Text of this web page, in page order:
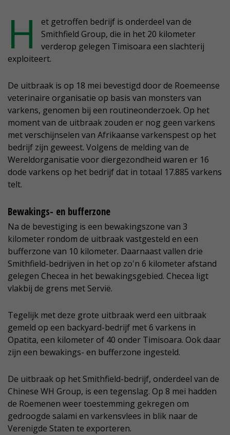
H
et getroffen bedrijf is onderdeel van de
Smithfield Group, die in het 20 kilometer
verderop gelegen Timisoara een slachterij
exploiteert.
De uitbraak is op 18 mei bevestigd door de Roemeense
veterinaire organisatie op basis van monsters van
varkens, genomen bij een routineonderzoek. Op het
moment van de uitbraak zouden er nog geen varkens
met verschijnselen van Afrikaanse varkenspest op het
bedrijf zijn geweest. Volgens de melding van de
Wereldorganisatie voor diergezondheid waren er 16
dode varkens op het bedrijf dat in totaal 17.885 varkens
telt.
Bewakings- en bufferzone
Na de bevestiging is een bewakingszone van 3
kilometer rondom de uitbraak vastgesteld en een
bufferzone van 10 kilometer. Daarnaast vallen drie
Smithfield-bedrijven in het op zo'n 6 kilometer afstand
gelegen Checea in het bewakingsgebied. Checea ligt
vlakbij de grens met Servië.
Tegelijk met deze grote uitbraak werd een uitbraak
gemeld op een backyard-bedrijf met 6 varkens in
Opatita, een kilometer of 40 onder Timisoara. Ook daar
zijn een bewakings- en bufferzone ingesteld.
De uitbraak op het Smithfield-bedrijf, onderdeel van de
Chinese WH Group, is een tegenslag. Op 8 mei hadden
de Roemenen weer toestemming gekregen om
gedroogde salami en varkensvlees in blik naar de
Verenigde Staten te exporteren.